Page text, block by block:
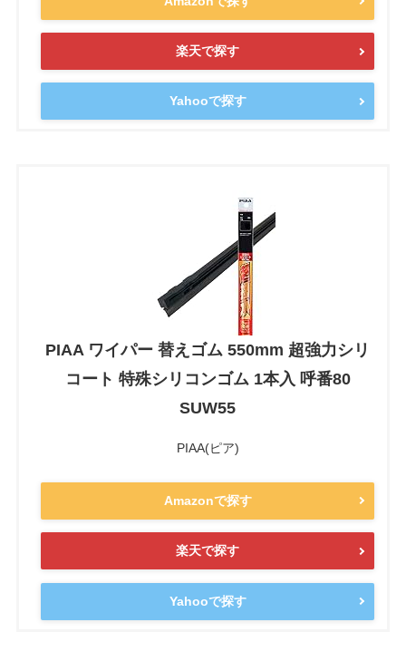
楽天で探す
Yahooで探す
PIAA ワイパー 替えゴム 550mm 超強力シリ
コート 特殊シリコンゴム 1本入 呼番80
SUW55
PIAA(ピア)
Amazonで探す
楽天で探す
Yahooで探す